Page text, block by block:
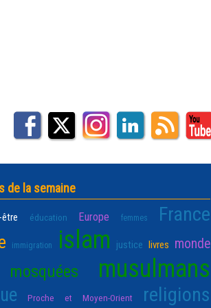
de la semaine
éducation Europe femmes France
immigration islam justice livres monde
mosquées musulmans
Proche et Moyen-Orient
religions